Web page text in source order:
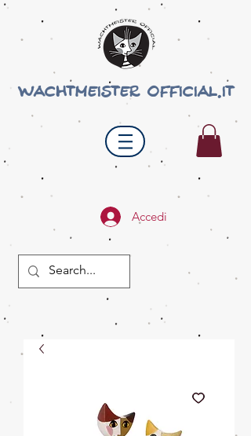
wachtmeister official.it
Accedi